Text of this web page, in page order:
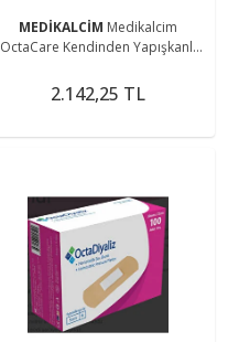
MEDİKALCİM Medikalcim
OctaCare Kendinden Yapışkanlı
m Beyaz Renk 1 Adet
2.142,25 TL